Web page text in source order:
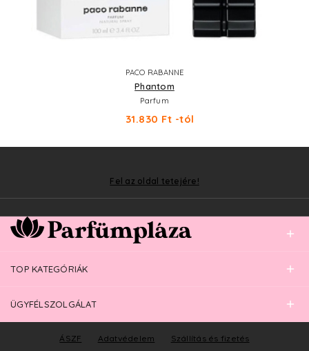
PACO RABANNE
Phantom
Parfum
31.830 Ft -tól
Fel az oldal tetejére!
TOP KATEGÓRIÁK
ÜGYFÉLSZOLGÁLAT
ÁSZF Adatvédelem Szállítás és fizetés